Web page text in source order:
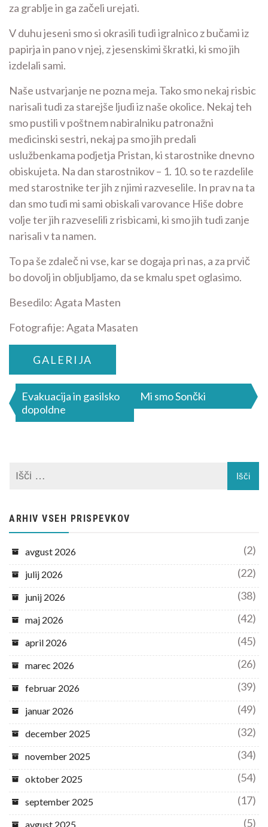
za grablje in ga začeli urejati.
V duhu jeseni smo si okrasili tudi igralnico z bučami iz
papirja in pano v njej, z jesenskimi škratki, ki smo jih
izdelali sami.
Naše ustvarjanje ne pozna meja. Tako smo nekaj risbic
narisali tudi za starejše ljudi iz naše okolice. Nekaj teh
smo pustili v poštnem nabiralniku patronažni
medicinski sestri, nekaj pa smo jih predali
uslužbenkama podjetja Pristan, ki starostnike dnevno
obiskujeta. Na dan starostnikov – 1. 10. so te razdelile
med starostnike ter jih z njimi razveselile. In prav na ta
dan smo tudi mi sami obiskali varovance Hiše dobre
volje ter jih razveselili z risbicami, ki smo jih tudi zanje
narisali v ta namen.
To pa še zdaleč ni vse, kar se dogaja pri nas, a za prvič
bo dovolj in obljubljamo, da se kmalu spet oglasimo.
Besedilo: Agata Masten
Fotografije: Agata Masaten
GALERIJA
Navigacija
prispevka
Evakuacija in gasilsko
dopoldne
Mi smo Sončki
ARHIV VSEH PRISPEVKOV
avgust 2026 (2)
julij 2026 (22)
junij 2026 (38)
maj 2026 (42)
april 2026 (45)
marec 2026 (26)
februar 2026 (39)
januar 2026 (49)
december 2025 (32)
november 2025 (34)
oktober 2025 (54)
september 2025 (17)
avgust 2025 (5)